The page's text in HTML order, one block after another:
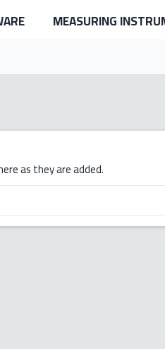
MEASURING
as they are added.